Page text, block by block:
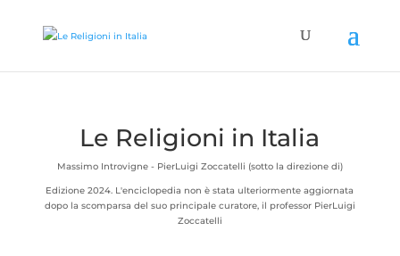
Le Religioni in Italia
Massimo Introvigne - PierLuigi Zoccatelli (sotto la direzione di)
Edizione 2024. L'enciclopedia non è stata ulteriormente aggiornata
dopo la scomparsa del suo principale curatore, il professor PierLuigi
Zoccatelli